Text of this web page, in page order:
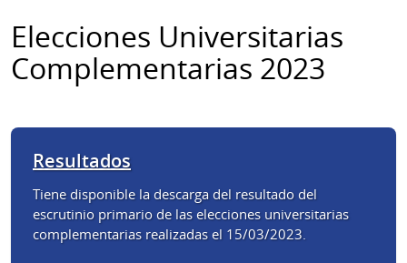
Elecciones Universitarias
Complementarias 2023
Resultados
Tiene disponible la descarga del resultado del
escrutinio primario de las elecciones universitarias
complementarias realizadas el 15/03/2023.